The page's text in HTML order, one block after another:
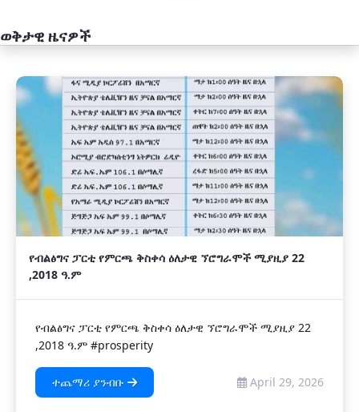
ወቅታዊ ዜናዎች
አዲስ
የብልፅግና ፓርቲ የምርጫ ቅስቀሳ ዕለታዊ ኘሮግራሞች ሚያዚያ 22
,2018 ዓ.ም
የብልፅግና ፓርቲ የምርጫ ቅስቀሳ ዕለታዊ ኘሮግራሞች ሚያዚያ 22
,2018 ዓ.ም #prosperity
ተጨማሪ ያንብቡ April 29, 2026